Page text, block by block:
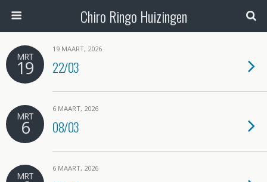
Chiro Ringo Huizingen
MRT
19
19 MAART, 2026
22/03
MRT
6
6 MAART, 2026
08/03
MRT
6 MAART, 2026